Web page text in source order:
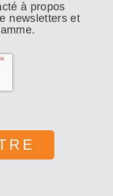
à propos
newsletters et